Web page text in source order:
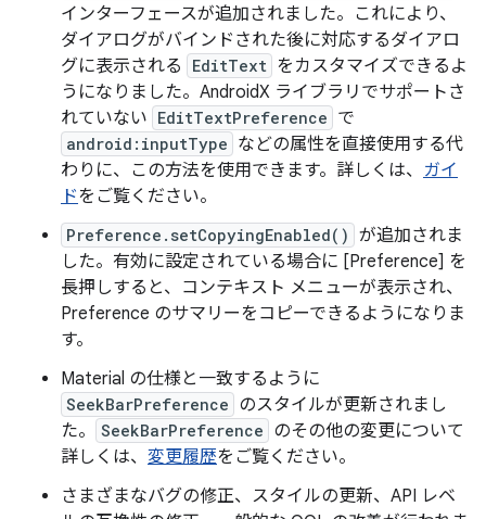
インターフェースが追加されました。これにより、
ダイアログがバインドされた後に対応するダイアロ
グに表示される
EditText をカスタマイズできるよ
うになりました。AndroidX ライブラリでサポートさ
れていない EditTextPreference で
android:inputType などの属性を直接使用する代
わりに、この方法を使用できます。詳しくは、 ガイ
ドをご覧ください。
Preference.setCopyingEnabled() が追加されま
した。有効に設定されている場合に [Preference] を
長押しすると、コンテキスト メニューが表示され、
Preference のサマリーをコピーできるようになりま
す。
Material の仕様と一致するように
SeekBarPreference のスタイルが更新されまし
た。
SeekBarPreference のその他の変更について
詳しくは、 変更履歴をご覧ください。
さまざまなバグの修正、スタイルの更新、API レベ